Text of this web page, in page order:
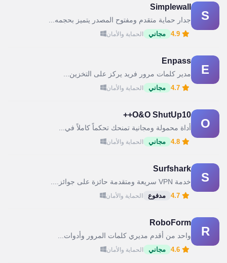
S
Simplewall
جدار حماية متقدم ومفتوح المصدر يتميز بحجمه...
مجاني الحماية والأمان
E
Enpass
مدير كلمات مرور فريد يركز على التخزين...
مجاني الحماية والأمان
O
O&O ShutUp10++
أداة محمولة ومجانية تمنحك تحكماً كاملاً في...
مجاني الحماية والأمان
S
Surfshark
خدمة VPN سريعة ومتقدمة حائزة على جوائز....
مدفوع الحماية والأمان
R
RoboForm
واحد من أقدم مديري كلمات المرور وأدوات...
مجاني الحماية والأمان